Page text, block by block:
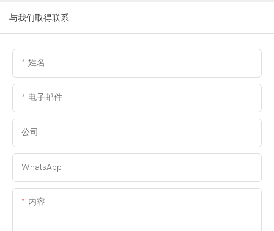
与我们取得联系
姓名
电子邮件
公司
WhatsApp
内容